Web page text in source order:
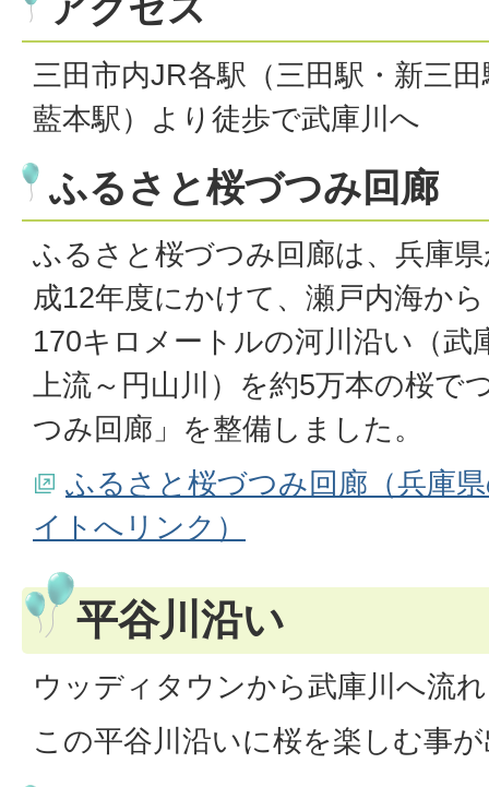
三田市内JR各駅（三田駅・新三
藍本駅）より徒歩で武庫川へ
ふるさと桜づつみ回廊
ふるさと桜づつみ回廊は、兵庫
成12年度にかけて、瀬戸内海か
170キロメートルの河川沿い（武
上流～円山川）を約5万本の桜で
つみ回廊」を整備しました。
ふるさと桜づつみ回廊（兵庫
イトへリンク）
平谷川沿い
ウッディタウンから武庫川へ流
この平谷川沿いに桜を楽しむ事